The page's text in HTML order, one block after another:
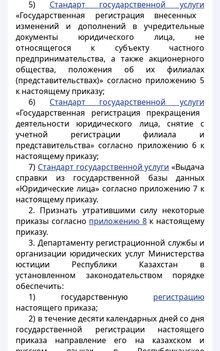
5) Стандарт государственной услуги
«Государственная регистрация внесенных
изменений и дополнений в учредительные
документы юридического лица, не
относящегося к субъекту частного
предпринимательства, а также акционерного
общества, положения об их филиалах
(представительствах)» согласно приложению 5
к настоящему приказу;
6) Стандарт государственной услуги
«Государственная регистрация прекращения
деятельности юридического лица, снятие с
учетной регистрации филиала и
представительства» согласно приложению 6 к
настоящему приказу;
7) Стандарт государственной услуги «Выдача
справки из государственной базы данных
«Юридические лица» согласно приложению 7 к
настоящему приказу.
2. Признать утратившими силу некоторые
приказы согласно приложению 8к настоящему
приказу.
3. Департаменту регистрационной службы и
организации юридических услуг Министерства
юстиции Республики Казахстан в
установленном законодательством порядке
обеспечить:
1) государственную регистрацию
настоящего приказа;
2) в течение десяти календарных дней со дня
государственной регистрации настоящего
приказа направление его на казахском и